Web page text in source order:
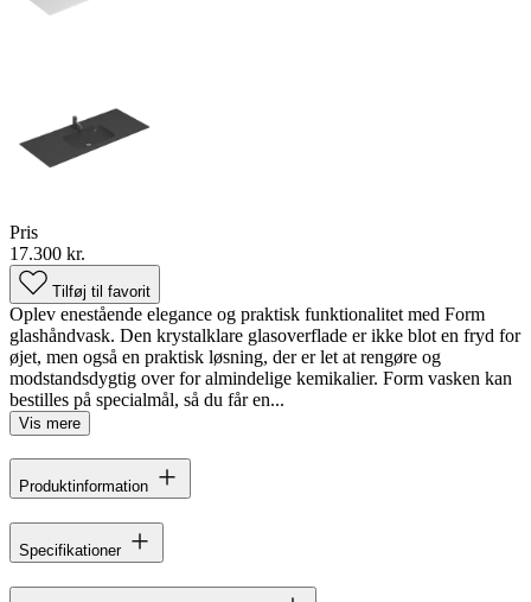
Pris
17.300 kr.
Tilføj til favorit
Oplev enestående elegance og praktisk funktionalitet med Form
glashåndvask. Den krystalklare glasoverflade er ikke blot en fryd for
øjet, men også en praktisk løsning, der er let at rengøre og
modstandsdygtig over for almindelige kemikalier. Form vasken kan
bestilles på specialmål, så du får en...
Vis mere
Produktinformation
Specifikationer